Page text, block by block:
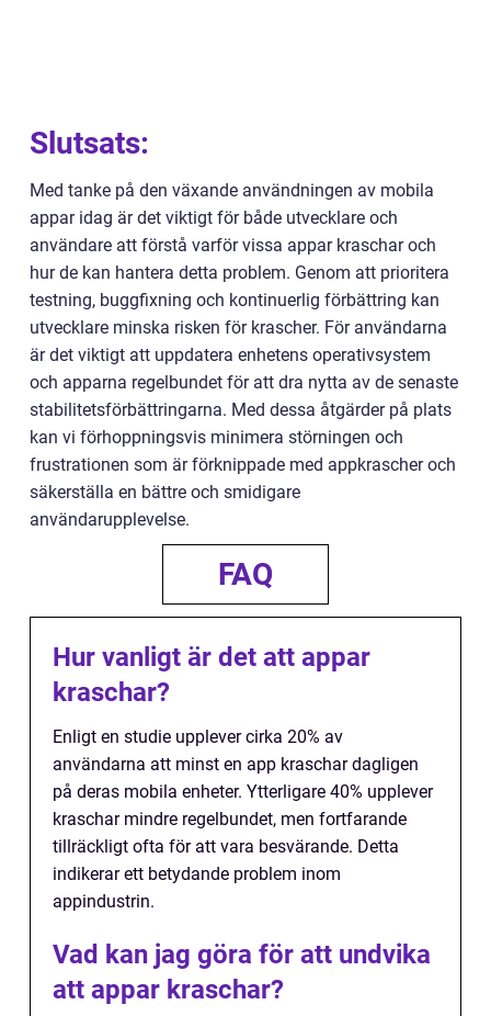
Slutsats:
Med tanke på den växande användningen av mobila
appar idag är det viktigt för både utvecklare och
användare att förstå varför vissa appar kraschar och
hur de kan hantera detta problem. Genom att prioritera
testning, buggfixning och kontinuerlig förbättring kan
utvecklare minska risken för krascher. För användarna
är det viktigt att uppdatera enhetens operativsystem
och apparna regelbundet för att dra nytta av de senaste
stabilitetsförbättringarna. Med dessa åtgärder på plats
kan vi förhoppningsvis minimera störningen och
frustrationen som är förknippade med appkrascher och
säkerställa en bättre och smidigare
användarupplevelse.
FAQ
Hur vanligt är det att appar
kraschar?
Enligt en studie upplever cirka 20% av
användarna att minst en app kraschar dagligen
på deras mobila enheter. Ytterligare 40% upplever
kraschar mindre regelbundet, men fortfarande
tillräckligt ofta för att vara besvärande. Detta
indikerar ett betydande problem inom
appindustrin.
Vad kan jag göra för att undvika
att appar kraschar?